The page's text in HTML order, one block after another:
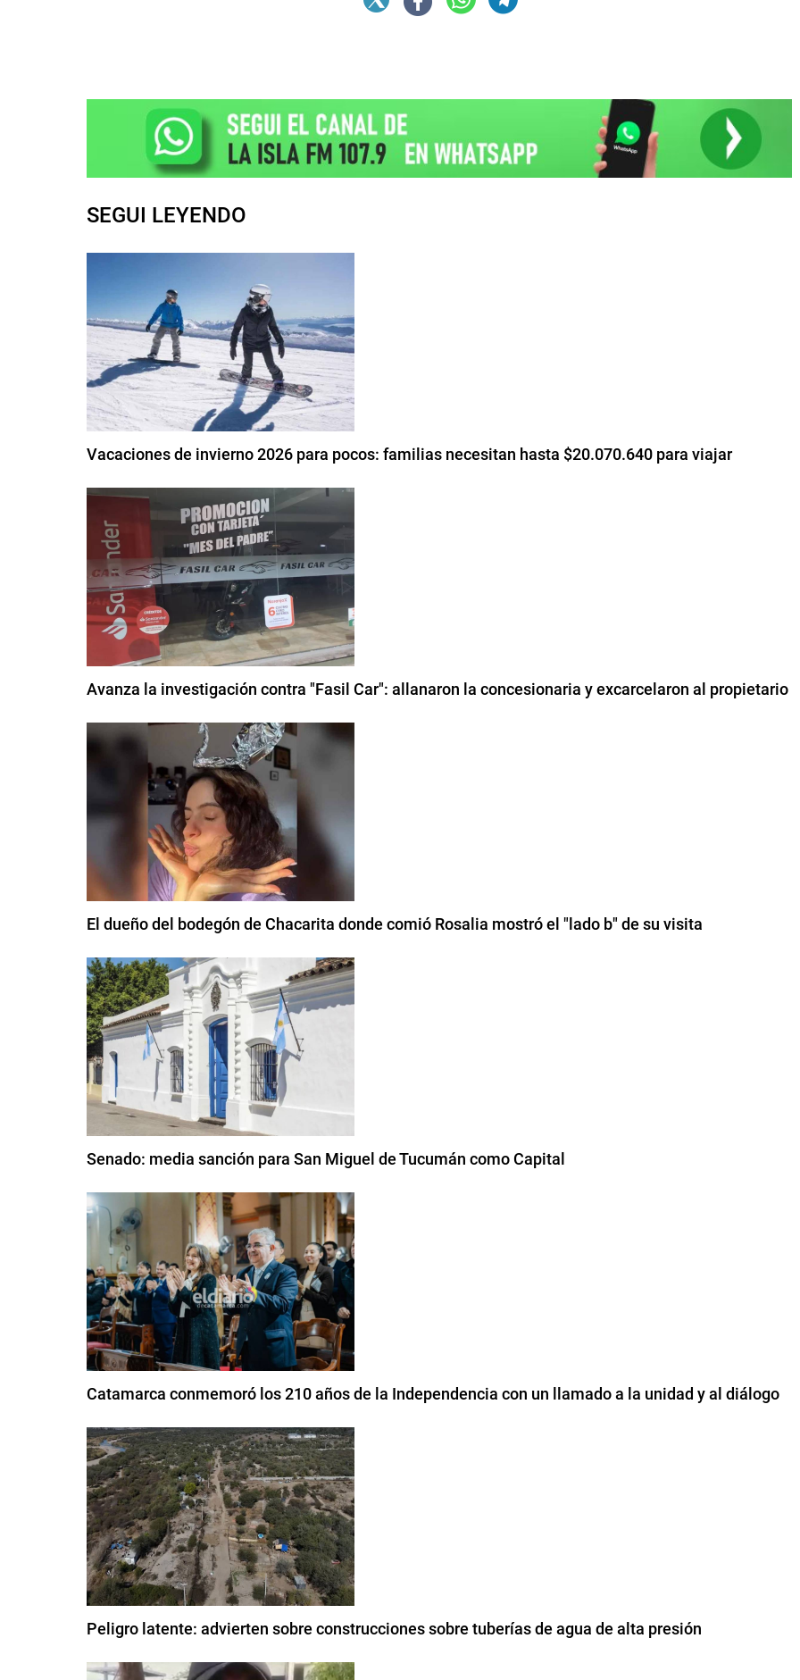
SEGUI LEYENDO
Vacaciones de invierno 2026 para pocos: familias necesitan hasta $20.070.640 para viajar
Avanza la investigación contra "Fasil Car": allanaron la concesionaria y excarcelaron al propietario
El dueño del bodegón de Chacarita donde comió Rosalia mostró el "lado b" de su visita
Senado: media sanción para San Miguel de Tucumán como Capital
Catamarca conmemoró los 210 años de la Independencia con un llamado a la unidad y al diálogo
Peligro latente: advierten sobre construcciones sobre tuberías de agua de alta presión